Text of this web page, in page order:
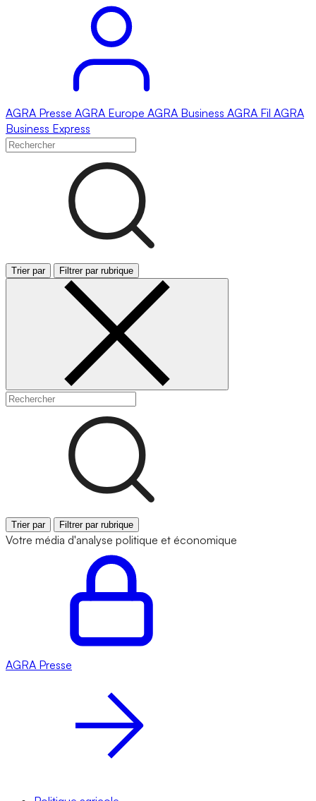
AGRA Presse AGRA Europe AGRA Business AGRA Fil AGRA
Business Express
Trier par Filtrer par rubrique
Trier par Filtrer par rubrique
Votre média d'analyse politique et économique
AGRA Presse